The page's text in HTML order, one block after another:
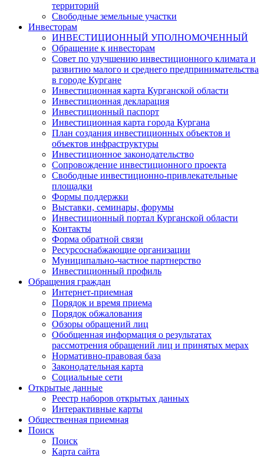
территорий
Свободные земельные участки
Инвесторам
ИНВЕСТИЦИОННЫЙ УПОЛНОМОЧЕННЫЙ
Обращение к инвесторам
Совет по улучшению инвестиционного климата и
развитию малого и среднего предпринимательства
в городе Кургане
Инвестиционная карта Курганской области
Инвестиционная декларация
Инвестиционный паспорт
Инвестиционная карта города Кургана
План создания инвестиционных объектов и
объектов инфраструктуры
Инвестиционное законодательство
Сопровождение инвестиционного проекта
Свободные инвестиционно-привлекательные
площадки
Формы поддержки
Выставки, семинары, форумы
Инвестиционный портал Курганской области
Контакты
Форма обратной связи
Ресурсоснабжающие организации
Муниципально-частное партнерство
Инвестиционный профиль
Обращения граждан
Интернет-приемная
Порядок и время приема
Порядок обжалования
Обзоры обращений лиц
Обобщенная информация о результатах
рассмотрения обращений лиц и принятых мерах
Нормативно-правовая база
Законодательная карта
Социальные сети
Открытые данные
Реестр наборов открытых данных
Интерактивные карты
Общественная приемная
Поиск
Поиск
Карта сайта